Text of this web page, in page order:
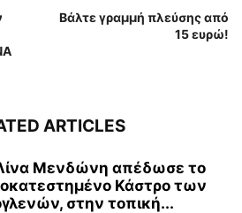
Βάλτε γραμμή πλεύσης από
15 ευρώ!
ARTICLES
Μενδώνη απέδωσε το
Κάστρο των
στην τοπική...